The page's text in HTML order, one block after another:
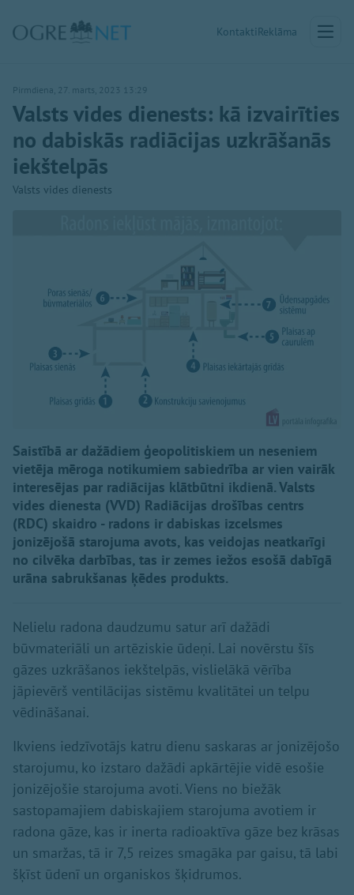
KontaktiReklāma
Pirmdiena, 27. marts, 2023 13:29
Valsts vides dienests: kā izvairīties
no dabiskās radiācijas uzkrāšanās
iekštelpās
Valsts vides dienests
Saistībā ar dažādiem ģeopolitiskiem un neseniem
vietēja mēroga notikumiem sabiedrība ar vien vairāk
interesējas par radiācijas klātbūtni ikdienā. Valsts
vides dienesta (VVD) Radiācijas drošības centrs
(RDC) skaidro - radons ir dabiskas izcelsmes
jonizējošā starojuma avots, kas veidojas neatkarīgi
no cilvēka darbības, tas ir zemes iežos esošā dabīgā
urāna sabrukšanas ķēdes produkts.
Nelielu radona daudzumu satur arī dažādi
būvmateriāli un artēziskie ūdeņi. Lai novērstu šīs
gāzes uzkrāšanos iekštelpās, vislielākā vērība
jāpievērš ventilācijas sistēmu kvalitātei un telpu
vēdināšanai.
Ikviens iedzīvotājs katru dienu saskaras ar jonizējošo
starojumu, ko izstaro dažādi apkārtējie vidē esošie
jonizējošie starojuma avoti. Viens no biežāk
sastopamajiem dabiskajiem starojuma avotiem ir
radona gāze, kas ir inerta radioaktīva gāze bez krāsas
un smaržas, tā ir 7,5 reizes smagāka par gaisu, tā labi
šķīst ūdenī un organiskos šķidrumos.